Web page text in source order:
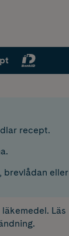
recept.
brevlådan eller
Läs